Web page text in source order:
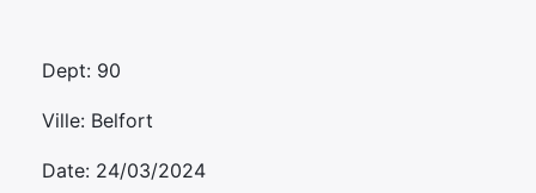
Dept: 90
Ville: Belfort
Date: 24/03/2024